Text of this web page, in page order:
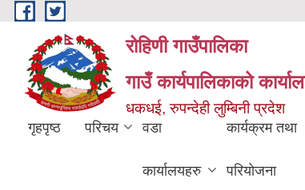
Skip to main content
रोहिणी गाउँपालिका
गाउँ कार्यपालिकाको
धकधई, रुपन्देही लुम्बिनी प्रदेश
गृहपृष्ठ परिचय वडा
कार्यालयहरु
कार्यक्रम तथा
परियोजना